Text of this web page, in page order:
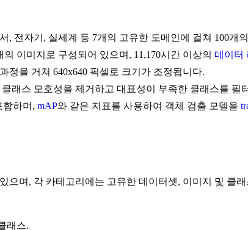
, 전자기, 실세계 등 7개의 고유한 도메인에 걸쳐 100개
이미지로 구성되어 있으며, 11,170시간 이상의 데이터
과정을 거쳐 640x640 픽셀로 크기가 조정됩니다.
래스 모호성을 제거하고 대표성이 부족한 클래스를 필
함하며, mAP와 같은 지표를 사용하여 객체 검출 모델을
으며, 각 카테고리에는 고유한 데이터셋, 이미지 및 클
래스.